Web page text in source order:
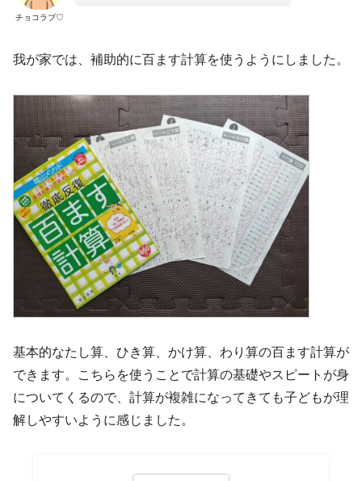
チョコラブ♡
我が家では、補助的に百ます計算を使うようにしました。
基本的なたし算、ひき算、かけ算、わり算の百ます計算が
できます。こちらを使うことで計算の基礎やスピートが身
についてくるので、計算が複雑になってきても子どもが理
解しやすいように感じました。